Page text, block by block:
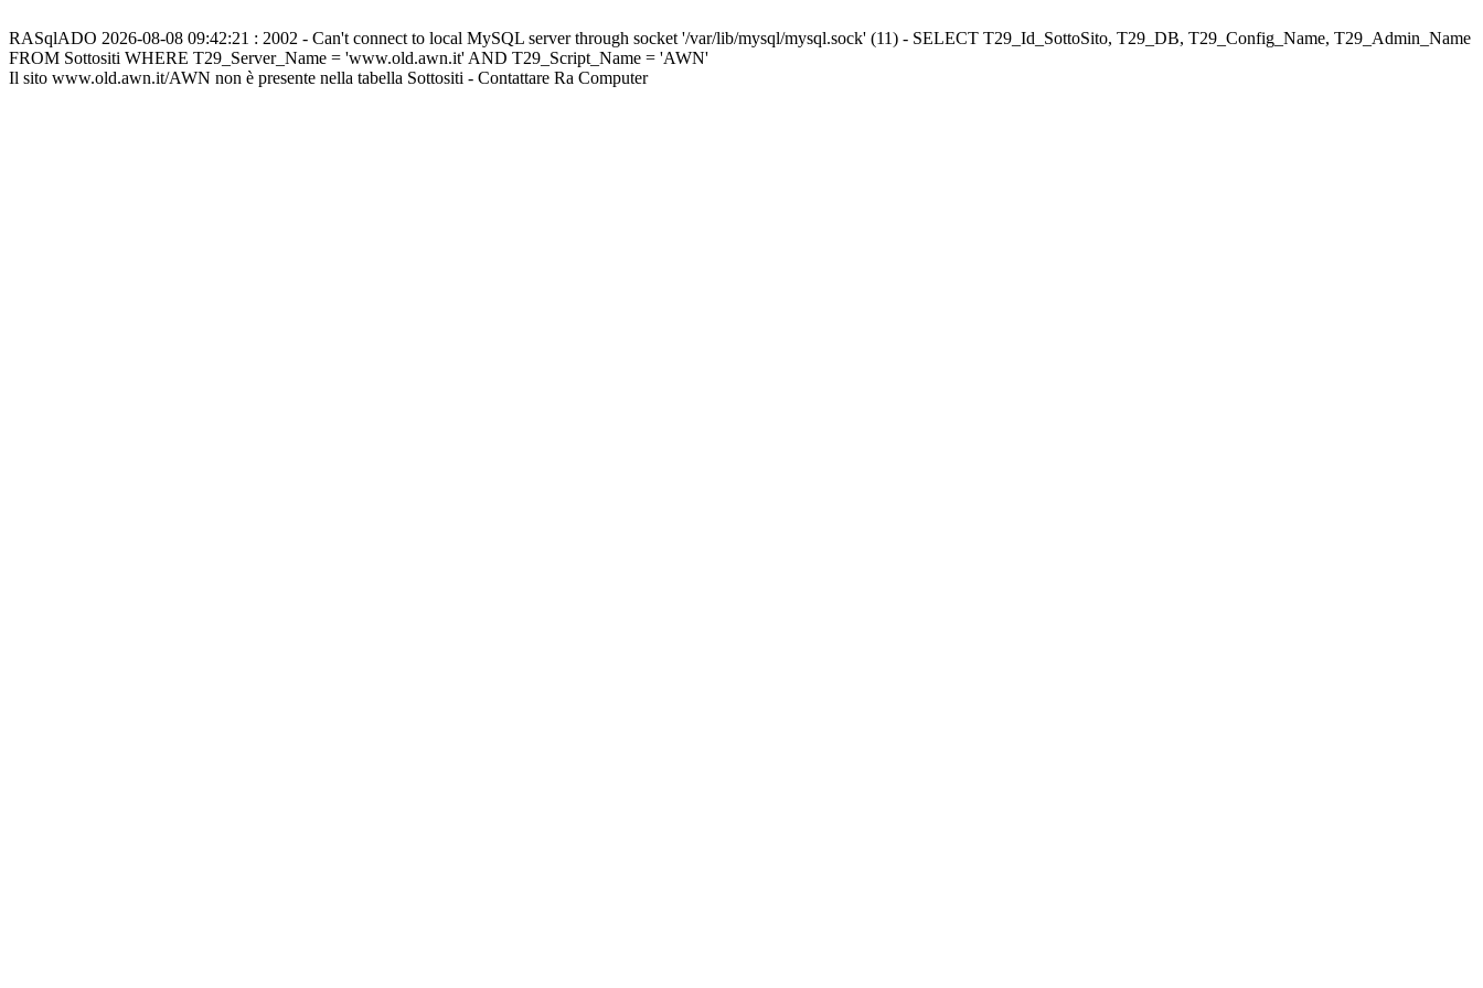
RASqlADO 2026-08-08 09:42:21 : 2002 - Can't connect to local MySQL server through socket '/var/lib/mysql/mysql.sock' (11) - SELECT T29_Id_SottoSito, T29_DB, T29_Config_Name, T29_Admin_Name
FROM Sottositi WHERE T29_Server_Name = 'www.old.awn.it' AND T29_Script_Name = 'AWN'
Il sito www.old.awn.it/AWN non è presente nella tabella Sottositi - Contattare Ra Computer